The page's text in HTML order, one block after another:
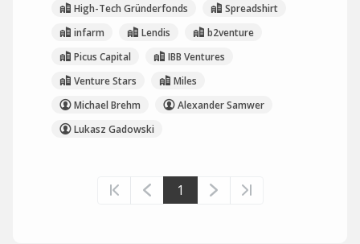
High-Tech Gründerfonds
Spreadshirt
infarm
Lendis
b2venture
Picus Capital
IBB Ventures
Venture Stars
Miles
Michael Brehm
Alexander Samwer
Lukasz Gadowski
1